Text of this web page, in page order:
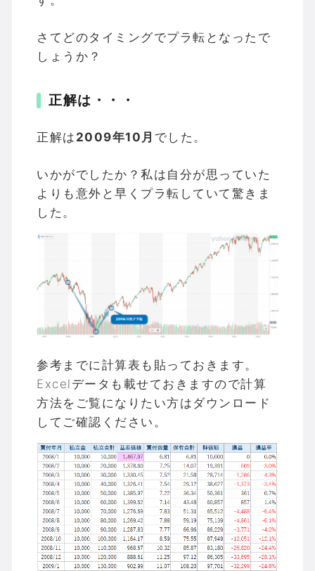
さてどのタイミングでプラ転となったで
しょうか？
正解は・・・
正解は 2009年10月 でした。
いかがでしたか？私は自分が思っていた
よりも意外と早くプラ転していて驚きま
した。
参考までに計算表も貼っておきます。
Excelデータも載せておきますので計算
方法をご覧になりたい方はダウンロード
してご確認ください。